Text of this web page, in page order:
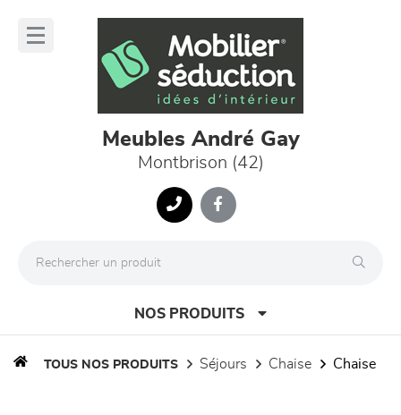
Meubles André Gay
Montbrison (42)
NOS PRODUITS
TOUS NOS PRODUITS séjours chaise chaise